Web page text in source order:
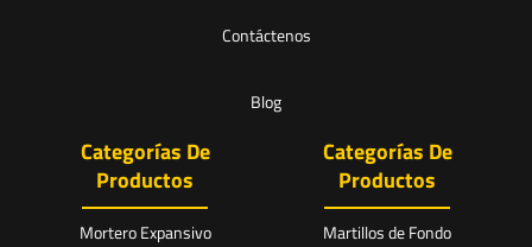
Contáctenos
Blog
Categorías De
Productos
Mortero Expansivo
Categorías De
Productos
Martillos de Fondo